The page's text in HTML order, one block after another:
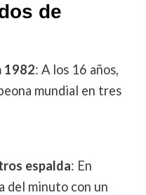
de
1982: A los 16 años,
mundial en tres
espalda: En
del minuto con un